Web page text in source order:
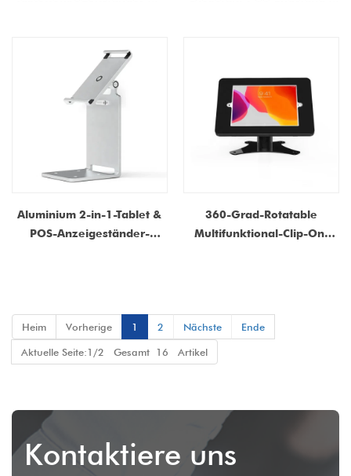
Gehäuse für iPad |
Hersteller anpassbar
Aluminium 2-in-1-Tablet &
POS-Anzeigeständer-
360-Grad-Rotatable
Multifunktional-Clip-On-
n für Stabilität und
Heim Vorherige 1 2 Nächste
Ende
Aktuelle Seite:1/2 Gesamt 16 Artikel
Kontaktiere uns